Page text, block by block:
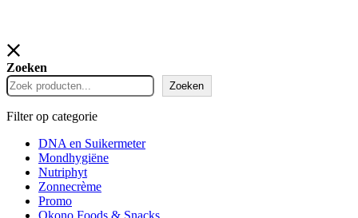
Zoeken
Zoeken
Filter op categorie
DNA en Suikermeter
Mondhygiëne
Nutriphyt
Zonnecrème
Promo